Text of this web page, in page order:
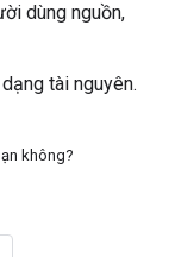
dùng nguồn,
tài nguyên.
không?